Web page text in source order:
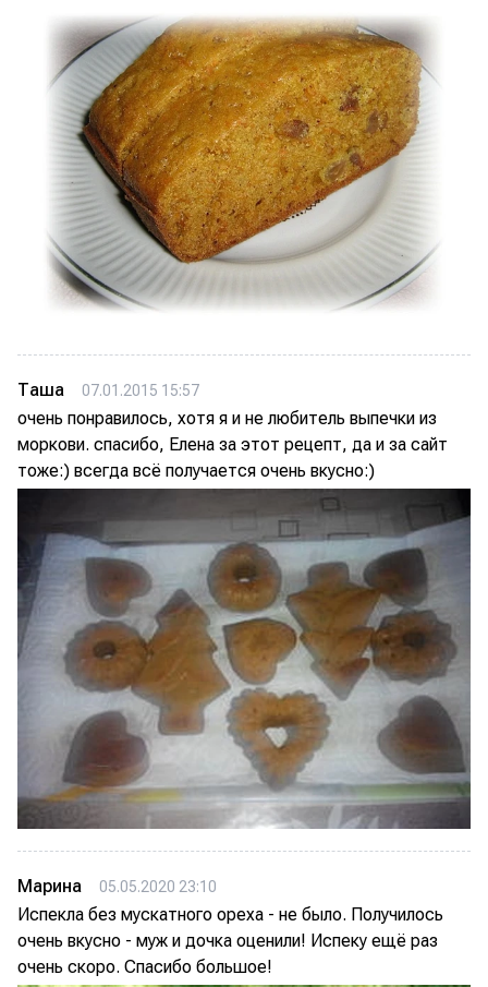
Таша 07.01.2015 15:57
очень понравилось, хотя я и не любитель выпечки из
моркови. спасибо, Елена за этот рецепт, да и за сайт
тоже:) всегда всё получается очень вкусно:)
Марина 05.05.2020 23:10
Испекла без мускатного ореха - не было. Получилось
очень вкусно - муж и дочка оценили! Испеку ещё раз
очень скоро. Спасибо большое!